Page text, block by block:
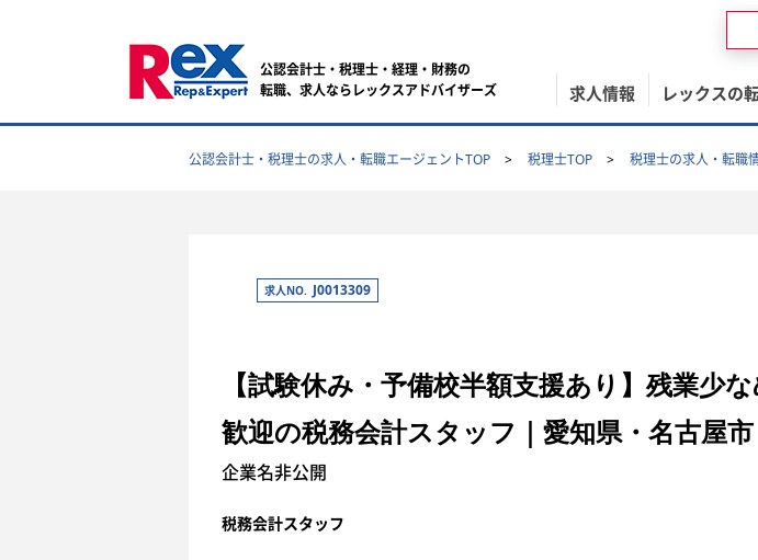
公認会計士・税理士・経理・財務の
転職、求人ならレックスアドバイザーズ
求人情報 レックスの
公認会計士・税理士の求人・転職エージェントTOP 税理士TOP 税理士の求人・転職
求人NO. J0013309
【試験休み・予備校半額支援あり】残業少
歓迎の税務会計スタッフ｜愛知県・名古屋市
企業名非公開
税務会計スタッフ